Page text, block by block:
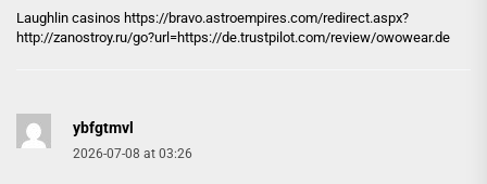
Laughlin casinos https://bravo.astroempires.com/redirect.aspx?
http://zanostroy.ru/go?url=https://de.trustpilot.com/review/owowear.de
ybfgtmvl
2026-07-08 at 03:26